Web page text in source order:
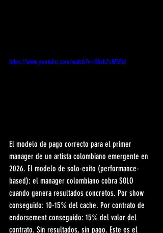
https://www.youtube.com/watch?v=O8xb7xW5EaI
El modelo de pago correcto para el primer
manager de un artista colombiano emergente en
2026. El modelo de solo-exito (performance-
based): el manager colombiano cobra SOLO
cuando genera resultados concretos. Por show
conseguido: 10-15% del cache. Por contrato de
endorsement conseguido: 15% del valor del
contrato. Sin resultados, sin pago. Este es el